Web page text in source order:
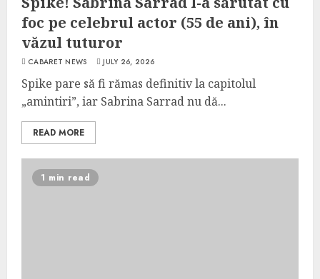
foc pe celebrul actor (55 de ani), în
văzul tuturor
CABARET NEWS JULY 26, 2026
Spike pare să fi rămas definitiv la capitolul
„amintiri”, iar Sabrina Sarrad nu dă...
READ MORE
1 min read